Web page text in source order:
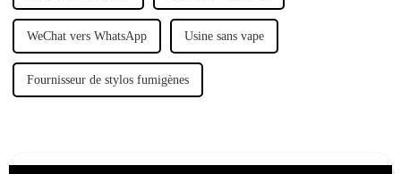
WeChat vers WhatsApp Usine sans vape
Fournisseur de stylos fumigènes